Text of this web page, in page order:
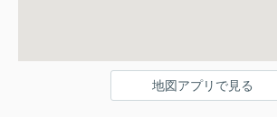
地図アプリで見る